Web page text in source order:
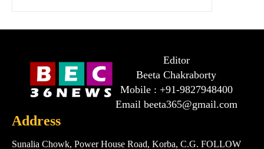
Editor
Beeta Chakraborty
Mobile : +91-9827948400
Email beeta365@gmail.com
Address
Sunalia Chowk, Power House Road, Korba, C.G. FOLLOW